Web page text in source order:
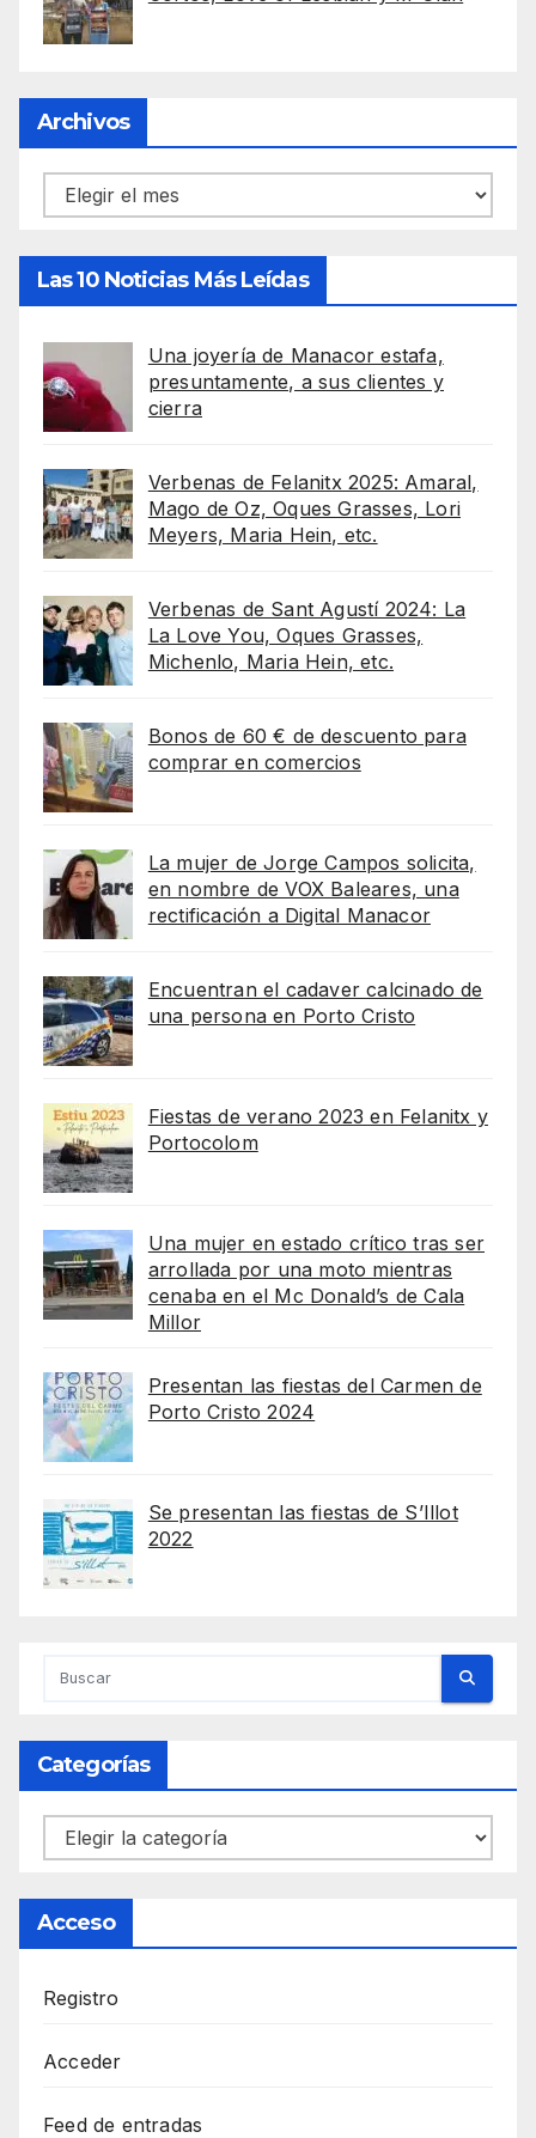
Archivos
Archivos
Las 10 Noticias Más Leídas
Una joyería de Manacor estafa,
presuntamente, a sus clientes y
cierra
Verbenas de Felanitx 2025: Amaral,
Mago de Oz, Oques Grasses, Lori
Meyers, Maria Hein, etc.
Verbenas de Sant Agustí 2024: La
La Love You, Oques Grasses,
Michenlo, Maria Hein, etc.
Bonos de 60 € de descuento para
comprar en comercios
La mujer de Jorge Campos solicita,
en nombre de VOX Baleares, una
rectificación a Digital Manacor
Encuentran el cadaver calcinado de
una persona en Porto Cristo
Fiestas de verano 2023 en Felanitx y
Portocolom
Una mujer en estado crítico tras ser
arrollada por una moto mientras
cenaba en el Mc Donald’s de Cala
Millor
Presentan las fiestas del Carmen de
Porto Cristo 2024
Se presentan las fiestas de S’Illot
2022
Categorías
Categorías
Acceso
Registro
Acceder
Feed de entradas